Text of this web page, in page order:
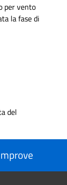
per vento
la fase di
del